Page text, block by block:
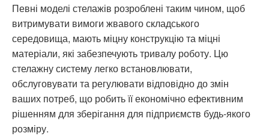
Певні моделі стелажів розроблені таким чином, щоб
витримувати вимоги жвавого складського
середовища, мають міцну конструкцію та міцні
матеріали, які забезпечують тривалу роботу. Цю
стелажну систему легко встановлювати,
обслуговувати та регулювати відповідно до змін
ваших потреб, що робить її економічно ефективним
рішенням для зберігання для підприємств будь-якого
розміру.